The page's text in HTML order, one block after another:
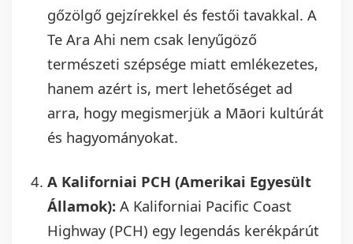
gőzölgő gejzírekkel és festői tavakkal. A
Te Ara Ahi nem csak lenyűgöző
természeti szépsége miatt emlékezetes,
hanem azért is, mert lehetőséget ad
arra, hogy megismerjük a Māori kultúrát
és hagyományokat.
A Kaliforniai PCH (Amerikai Egyesült
Államok): A Kaliforniai Pacific Coast
Highway (PCH) egy legendás kerékpárút